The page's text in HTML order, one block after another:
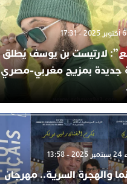
لارتيست بن يوسف يُطلق
جديدة بمزيج مغربي-مصري
والهجرة السرية.. مهرجان